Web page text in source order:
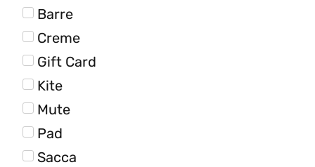
Barre
Creme
Gift Card
Kite
Mute
Pad
Sacca